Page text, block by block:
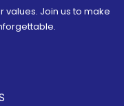
values. Join us to make